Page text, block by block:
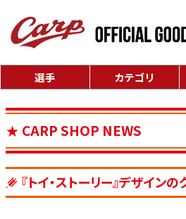
選手 カテゴリ
CARP SHOP NEWS
『トイ・ストーリー』デザイン